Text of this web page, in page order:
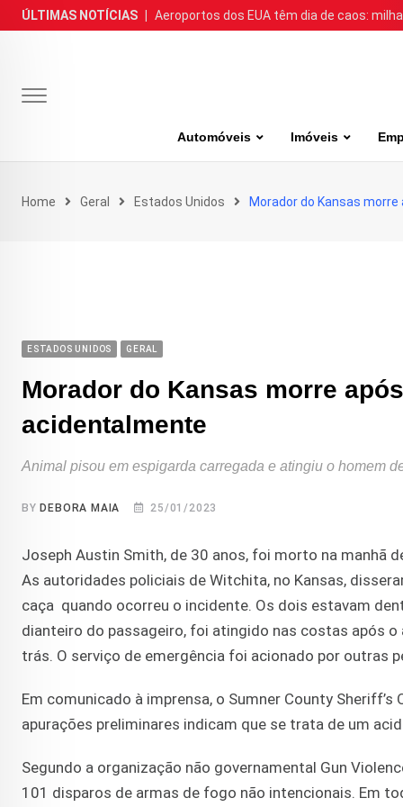
Skip
to
ÚLTIMAS NOTÍCIAS Aeroportos dos EUA têm dia de caos:
Automóveis Imóveis
Home Geral Estados Unidos Morador do Kansas
ESTADOS UNIDOS GERAL
Morador do Kansas morre
acidentalmente
Animal pisou em espigarda carregada e atingiu o homem
BY DEBORA MAIA 25/01/2023
Joseph Austin Smith, de 30 anos, foi morto na manhã
As autoridades policiais de Witchita, no Kansas,
caça quando ocorreu o incidente. Os dois estavam
dianteiro do passageiro, foi atingido nas costas após
trás. O serviço de emergência foi acionado por outras
Em comunicado à imprensa, o Sumner County
apurações preliminares indicam que se trata de um
Segundo a organização não governamental Gun
101 disparos de armas de fogo não intencionais. Em